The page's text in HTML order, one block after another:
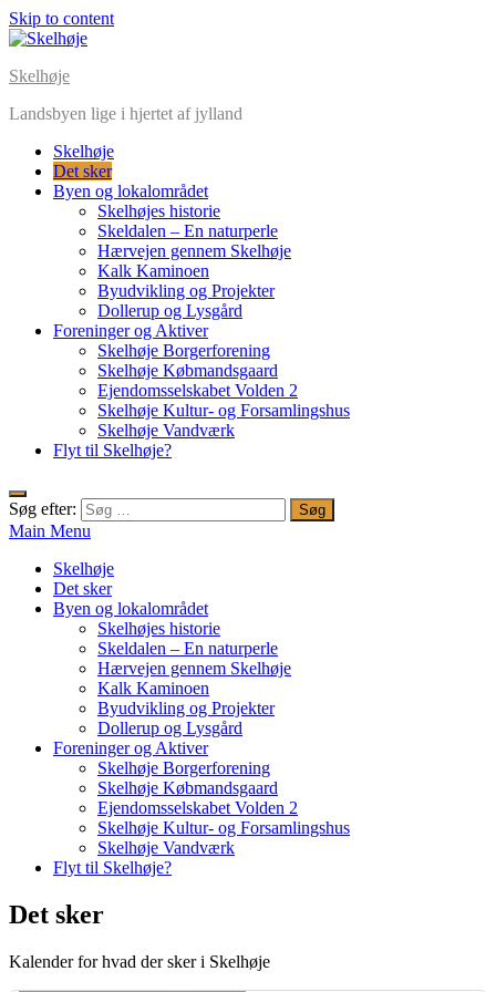
Skip to content
Skelhøje
Landsbyen lige i hjertet af jylland
Skelhøje
Det sker
Byen og lokalområdet
Skelhøjes historie
Skeldalen – En naturperle
Hærvejen gennem Skelhøje
Kalk Kaminoen
Byudvikling og Projekter
Dollerup og Lysgård
Foreninger og Aktiver
Skelhøje Borgerforening
Skelhøje Købmandsgaard
Ejendomsselskabet Volden 2
Skelhøje Kultur- og Forsamlingshus
Skelhøje Vandværk
Flyt til Skelhøje?
Søg efter:
Main Menu
Skelhøje
Det sker
Byen og lokalområdet
Skelhøjes historie
Skeldalen – En naturperle
Hærvejen gennem Skelhøje
Kalk Kaminoen
Byudvikling og Projekter
Dollerup og Lysgård
Foreninger og Aktiver
Skelhøje Borgerforening
Skelhøje Købmandsgaard
Ejendomsselskabet Volden 2
Skelhøje Kultur- og Forsamlingshus
Skelhøje Vandværk
Flyt til Skelhøje?
Det sker
Kalender for hvad der sker i Skelhøje